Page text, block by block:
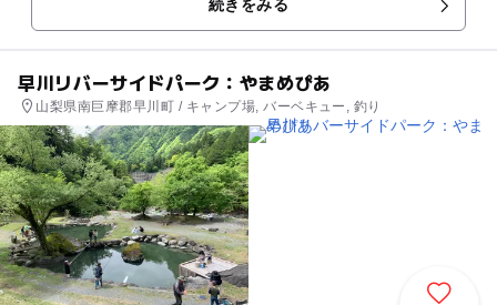
て最高！フィッシングセンタ...続きをみる
早川リバーサイドパーク：やまめぴあ
山梨県南巨摩郡早川町 / キャンプ場, バーベキュー, 釣り